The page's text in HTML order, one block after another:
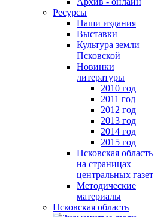
Ресурсы
Наши издания
Выставки
Культура земли
Псковской
Новинки
литературы
2010 год
2011 год
2012 год
2013 год
2014 год
2015 год
Псковская область
на страницах
центральных газет
Методические
материалы
Псковская область